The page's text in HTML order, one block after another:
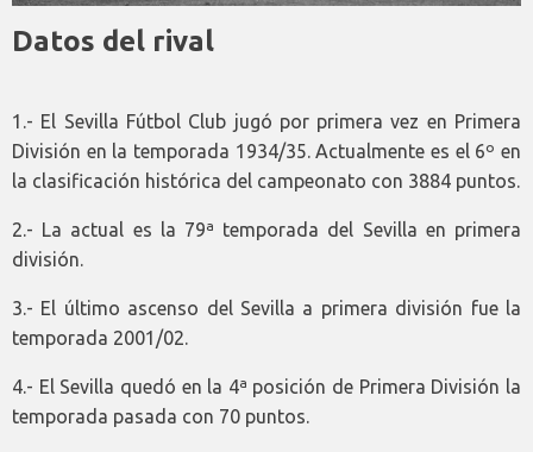
Datos del rival
1.- El Sevilla Fútbol Club jugó por primera vez en Primera
División en la temporada 1934/35. Actualmente es el 6º en
la clasificación histórica del campeonato con 3884 puntos.
2.- La actual es la 79ª temporada del Sevilla en primera
división.
3.- El último ascenso del Sevilla a primera división fue la
temporada 2001/02.
4.- El Sevilla quedó en la 4ª posición de Primera División la
temporada pasada con 70 puntos.